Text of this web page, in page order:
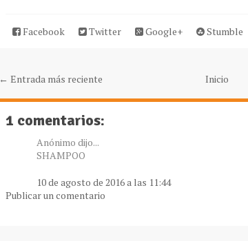
Facebook Twitter Google+ Stumble
← Entrada más reciente Inicio
1 comentarios:
Anónimo dijo...
SHAMPOO
10 de agosto de 2016 a las 11:44
Publicar un comentario